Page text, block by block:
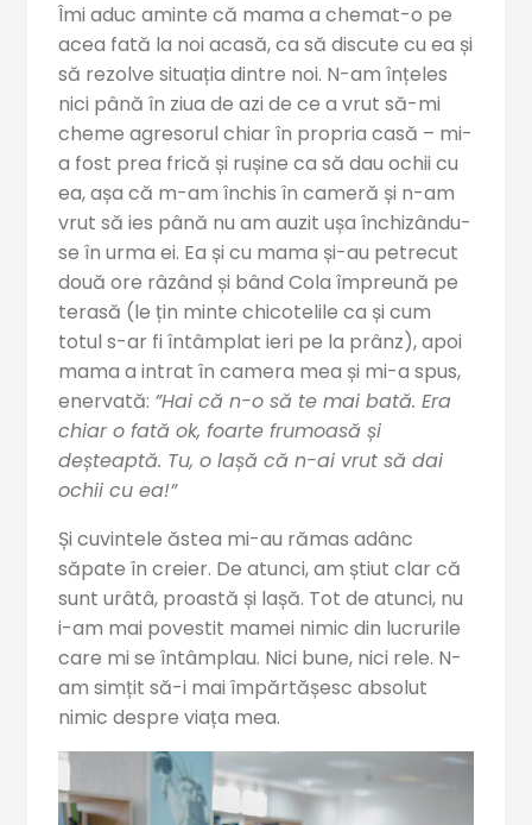
Îmi aduc aminte că mama a chemat-o pe
acea fată la noi acasă, ca să discute cu ea și
să rezolve situația dintre noi. N-am înțeles
nici până în ziua de azi de ce a vrut să-mi
cheme agresorul chiar în propria casă – mi-
a fost prea frică și rușine ca să dau ochii cu
ea, așa că m-am închis în cameră și n-am
vrut să ies până nu am auzit ușa închizându-
se în urma ei. Ea și cu mama și-au petrecut
două ore râzând și bând Cola împreună pe
terasă (le țin minte chicotelile ca și cum
totul s-ar fi întâmplat ieri pe la prânz), apoi
mama a intrat în camera mea și mi-a spus,
enervată: ”Hai că n-o să te mai bată. Era
chiar o fată ok, foarte frumoasă și
deșteaptă. Tu, o lașă că n-ai vrut să dai
ochii cu ea!”
Și cuvintele ăstea mi-au rămas adânc
săpate în creier. De atunci, am știut clar că
sunt urâtâ, proastă și lașă. Tot de atunci, nu
i-am mai povestit mamei nimic din lucrurile
care mi se întâmplau. Nici bune, nici rele. N-
am simțit să-i mai împărtășesc absolut
nimic despre viața mea.